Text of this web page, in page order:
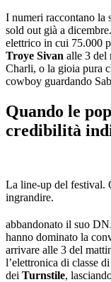
I numeri raccontano la
sold out già a
elettrico in cui 75.000
Troye Sivan alle 3 del
Charli, o la gioia pura
cowboy guardando
Quando le
credibilità
La line-up del festival.
ingrandire.
abbandonato il suo
hanno dominato la
arrivare alle 3 del
l’elettronica di classe di
dei Turnstile,